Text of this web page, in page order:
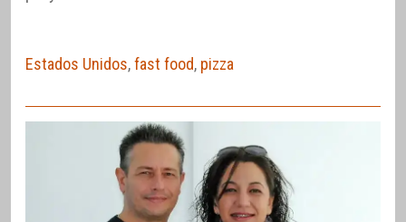
Estados Unidos,fast food, pizza